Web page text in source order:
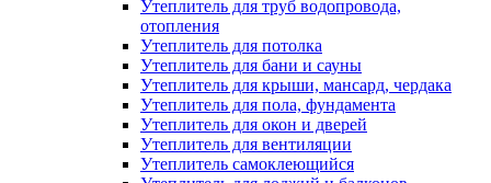
Утеплитель для труб водопровода,
отопления
Утеплитель для потолка
Утеплитель для бани и сауны
Утеплитель для крыши, мансард, чердака
Утеплитель для пола, фундамента
Утеплитель для окон и дверей
Утеплитель для вентиляции
Утеплитель самоклеющийся